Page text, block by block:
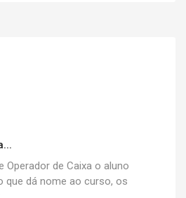
Operador de Caixa o aluno
que dá nome ao curso, os